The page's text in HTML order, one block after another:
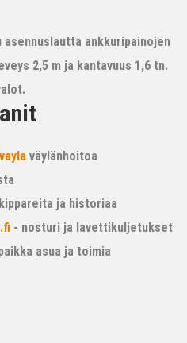
ankkuripainojen
2,5 m ja kantavuus 1,6 tn.
väylänhoitoa
ja historiaa
- nosturi ja lavettikuljetukset
asua ja toimia